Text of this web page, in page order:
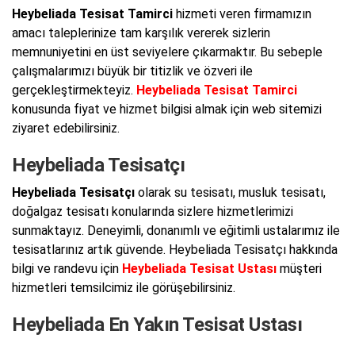
Heybeliada Tesisat Tamirci hizmeti veren firmamızın
amacı taleplerinize tam karşılık vererek sizlerin
memnuniyetini en üst seviyelere çıkarmaktır. Bu sebeple
çalışmalarımızı büyük bir titizlik ve özveri ile
gerçekleştirmekteyiz. Heybeliada Tesisat Tamirci
konusunda fiyat ve hizmet bilgisi almak için web sitemizi
ziyaret edebilirsiniz.
Heybeliada Tesisatçı
Heybeliada Tesisatçı olarak su tesisatı, musluk tesisatı,
doğalgaz tesisatı konularında sizlere hizmetlerimizi
sunmaktayız. Deneyimli, donanımlı ve eğitimli ustalarımız ile
tesisatlarınız artık güvende. Heybeliada Tesisatçı hakkında
bilgi ve randevu için Heybeliada Tesisat Ustası müşteri
hizmetleri temsilcimiz ile görüşebilirsiniz.
Heybeliada En Yakın Tesisat Ustası